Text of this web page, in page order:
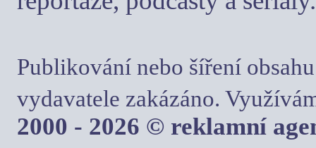
Publikování nebo šíření
vydavatele zakázáno.
2000 - 2026 © reklamní